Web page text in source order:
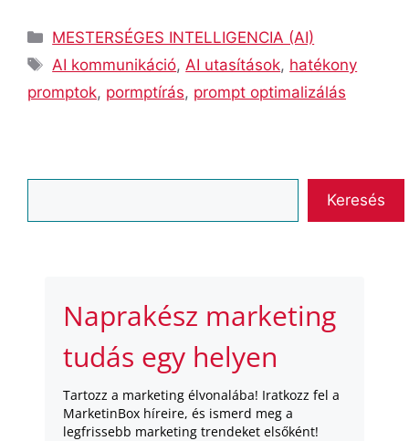
Kategória
MESTERSÉGES INTELLIGENCIA (AI)
Címkék
AI kommunikáció, AI utasítások, hatékony
promptok, pormptírás, prompt optimalizálás
Keresés
Naprakész marketing
tudás egy helyen
Tartozz a marketing élvonalába! Iratkozz fel a
MarketinBox híreire, és ismerd meg a
legfrissebb marketing trendeket elsőként!